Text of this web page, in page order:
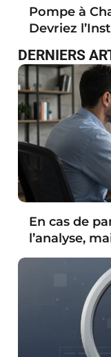
Pompe à
Devriez
DERNIERS
En cas de
l’analyse,